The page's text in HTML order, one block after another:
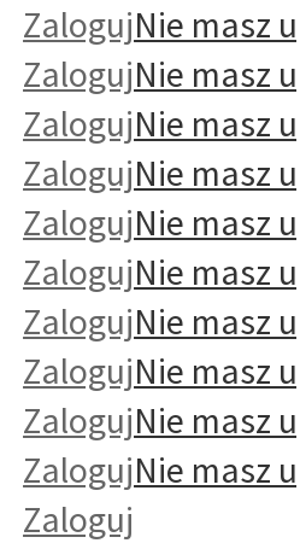
ZalogujNie masz
ZalogujNie masz
ZalogujNie masz
ZalogujNie masz
ZalogujNie masz
ZalogujNie masz
ZalogujNie masz
ZalogujNie masz
ZalogujNie masz
ZalogujNie masz
Zaloguj